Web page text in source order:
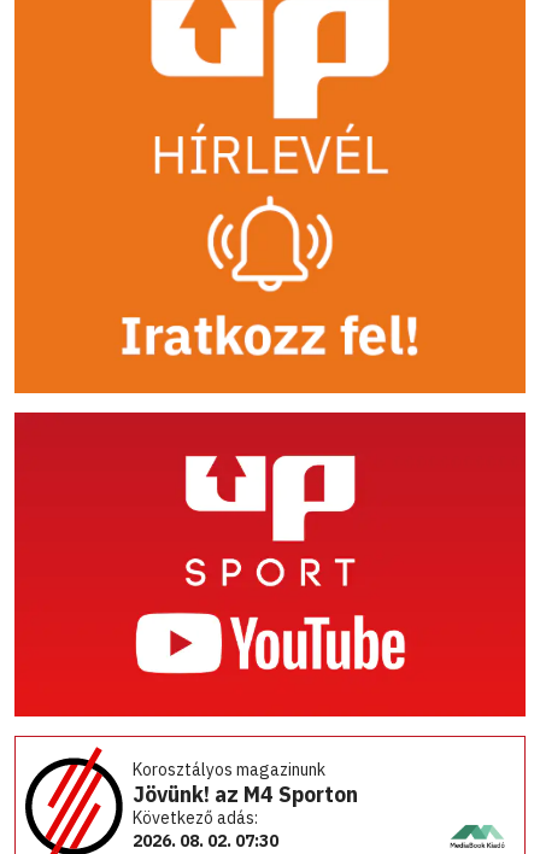
Korosztályos magazinunk
Jövünk! az M4 Sporton
Következő adás:
2026. 08. 02. 07:30